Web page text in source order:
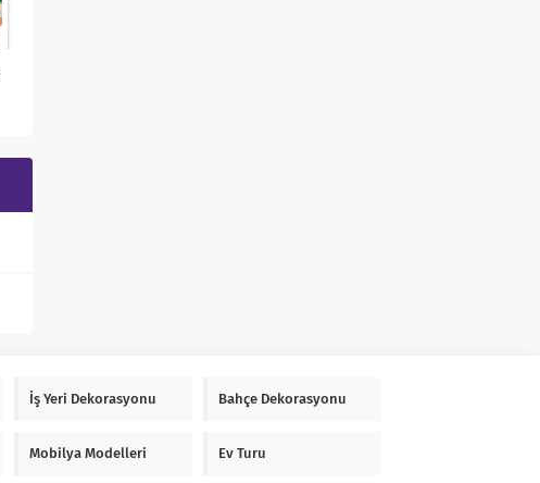
İş Yeri Dekorasyonu Bahçe Dekorasyonu
Mobilya Modelleri Ev Turu